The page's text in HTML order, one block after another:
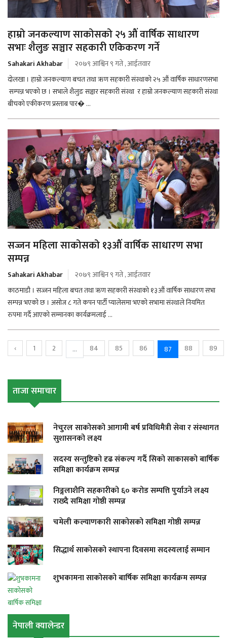
हाम्रो जनकल्याण साकोसको २५ औं वार्षिक साधारण
सभाः शैलुङ सञ्चार सहकारी एकिकरण गर्ने
Sahakari Akhabar
२०७९ आश्विन ९ गते , आईतवार
दोलखा । हाम्रो जनकल्याण बचत तथा ऋण सहकारी संस्थाको २५ औं वार्षिक साधारणसभा
सम्पन्न भएको छ । सभाले शैलुङ सञ्चार सहकारी संस्था र हाम्रो जनकल्याण सहकारी संस्था
बीचको एकीकरण प्रस्ताब पार� ...
सज्जन महिला साकोसको १३औं वार्षिक साधारण सभा
सम्पन्न
Sahakari Akhabar
२०७९ आश्विन ९ गते , आईतवार
काठमाडौ । सज्जन महिला बचत तथा ऋण सहकारी संस्थाको १३औं वार्षिक साधारण सभा
सम्पन्न भएको छ । असोज ८ गते कपन पार्टी प्यालेसमा भएको सभामा संस्थाले नियमित
रुपमा गर्दै आएको सम्मानका कार्यक्रमलाई ...
‹ 1 2 ... 84 85 86 87 88 89
ताजा समाचार
नेचुरल साकोसको आगामी बर्ष प्रविधिमैत्री सेवा र संस्थागत
सुशासनको लक्ष्य
सदस्य सन्तुष्टिको दृढ संकल्प गर्दै सिको साकासको बार्षिक
समिक्षा कार्यक्रम सम्पन्न
निङ्गलाशैनि सहकारीको ६० करोड सम्पत्ति पुर्याउने लक्ष्य
राख्दै समिक्षा गोष्ठी सम्पन्न
चमेली कल्याणकारी साकोसको समिक्षा गोष्ठी सम्पन्न
सिद्धार्थ साकोसको स्थापना दिवसमा सदस्यलाई सम्मान
शुभकामना साकोसको बार्षिक समिक्षा कार्यक्रम सम्पन्न
नेपाली क्यालेन्डर